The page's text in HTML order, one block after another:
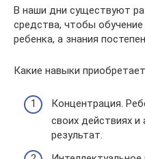
В наши дни существуют
средства, чтобы
ребенка, а знания
Какие навыки
Концентрация.
своих действиях и
результат.